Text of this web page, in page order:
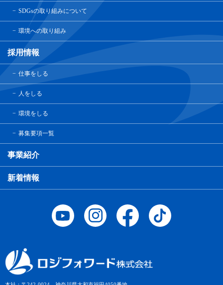
SDGsの取り組みについて
環境への取り組み
採用情報
仕事をしる
人をしる
環境をしる
募集要項一覧
事業紹介
新着情報